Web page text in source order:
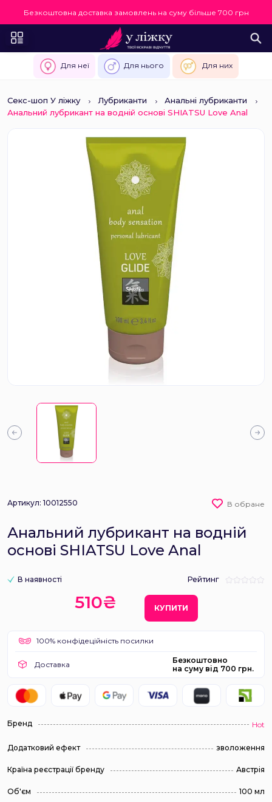
Безкоштовна доставка замовлень на суму більше 700 грн
Для неї Для нього Для них
Секс-шоп У ліжку Лубриканти
Анальні лубриканти
Анальний лубрикант на водній основі SHIATSU Love Anal
Артикул: 10012550 В обране
Анальний лубрикант на водній
основі SHIATSU Love Anal
В наявності Рейтинг
510₴ КУПИТИ
100% конфідеційність посилки
Доставка
Безкоштовно
на суму від 700 грн.
Бренд Hot
Додатковий ефект зволоження
Країна реєстрації бренду Австрія
Об'єм 100 мл